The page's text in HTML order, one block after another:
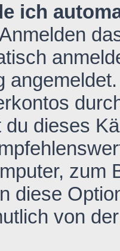
ich
du dieses
zum
diese
von